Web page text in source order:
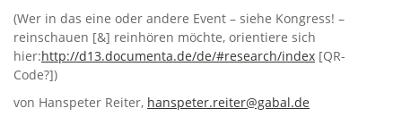
(Wer in das eine oder andere Event – siehe Kongress! –
reinschauen [&] reinhören möchte, orientiere sich
hier:http://d13.documenta.de/de/#research/index [QR-
Code?])
von Hanspeter Reiter, hanspeter.reiter@gabal.de